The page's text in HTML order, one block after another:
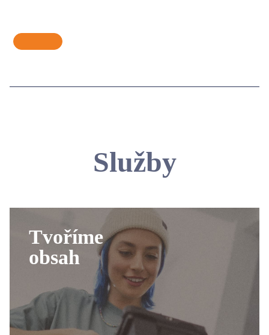
Služby
Tvoříme
obsah